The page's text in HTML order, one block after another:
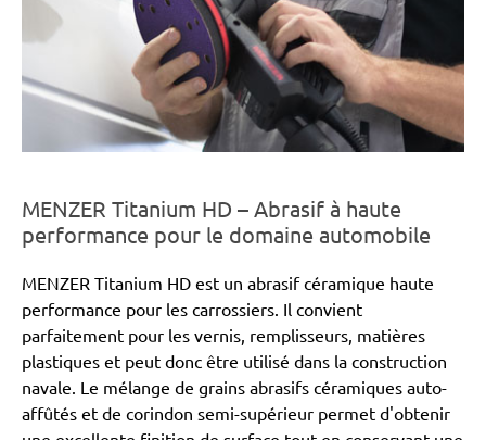
MENZER Titanium HD – Abrasif à haute
performance pour le domaine automobile
MENZER Titanium HD est un abrasif céramique haute
performance pour les carrossiers. Il convient
parfaitement pour les vernis, remplisseurs, matières
plastiques et peut donc être utilisé dans la construction
navale. Le mélange de grains abrasifs céramiques auto-
affûtés et de corindon semi-supérieur permet d'obtenir